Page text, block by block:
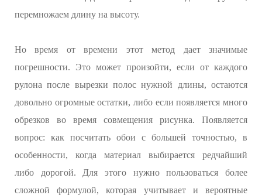
перемножаем длину на высоту.
Но время от времени этот метод дает значимые
погрешности. Это может произойти, если от каждого
рулона после вырезки полос нужной длины, остаются
довольно огромные остатки, либо если появляется много
обрезков во время совмещения рисунка. Появляется
вопрос: как посчитать обои с большей точностью, в
особенности, когда материал выбирается редчайший
либо дорогой. Для этого нужно пользоваться более
сложной формулой, которая учитывает и вероятные